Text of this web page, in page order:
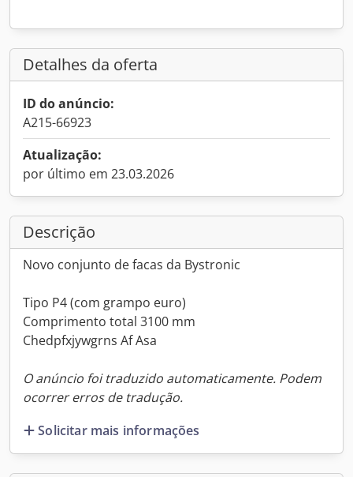
Detalhes da oferta
ID do anúncio:
A215-66923
Atualização:
por último em 23.03.2026
Descrição
Novo conjunto de facas da Bystronic
Tipo P4 (com grampo euro)
Comprimento total 3100 mm
Chedpfxjywgrns Af Asa
O anúncio foi traduzido automaticamente. Podem
ocorrer erros de tradução.
Solicitar mais informações